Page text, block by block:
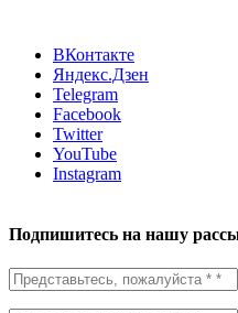
ВКонтакте
Яндекс.Дзен
Telegram
Facebook
Twitter
YouTube
Instagram
Подпишитесь на нашу